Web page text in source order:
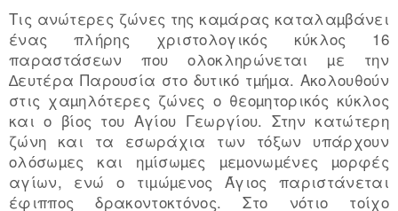
Τις ανώτερες ζώνες της καµάρας καταλαµβάνει
ένας πλήρης χριστολογικός κύκλος 16
παραστάσεων που ολοκληρώνεται µε την
∆ευτέρα Παρουσία στο δυτικό τµήµα. Ακολουθούν
στις χαµηλότερες ζώνες ο θεοµητορικός κύκλος
και ο βίος του Αγίου Γεωργίου. Στην κατώτερη
ζώνη και τα εσωράχια των τόξων υπάρχουν
ολόσωµες και ηµίσωµες µεµονωµένες µορφές
αγίων, ενώ ο τιµώµενος Άγιος παριστάνεται
έφιππος δρακοντοκτόνος. Στο νότιο τοίχο